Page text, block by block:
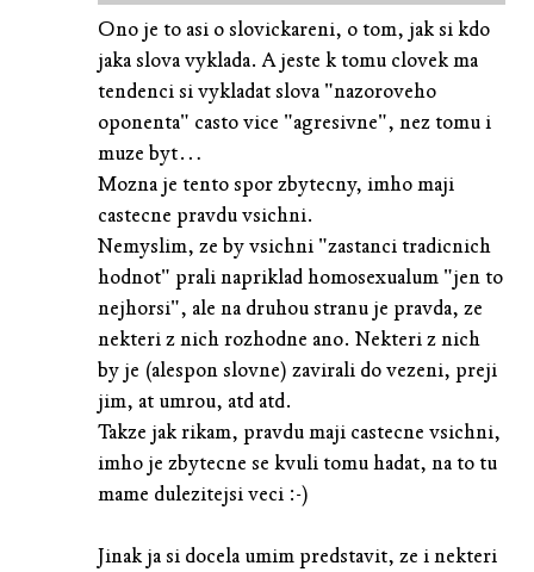
Ono je to asi o slovickareni, o tom, jak si kdo
jaka slova vyklada. A jeste k tomu clovek ma
tendenci si vykladat slova "nazoroveho
oponenta" casto vice "agresivne", nez tomu i
muze byt…
Mozna je tento spor zbytecny, imho maji
castecne pravdu vsichni.
Nemyslim, ze by vsichni "zastanci tradicnich
hodnot" prali napriklad homosexualum "jen to
nejhorsi", ale na druhou stranu je pravda, ze
nekteri z nich rozhodne ano. Nekteri z nich
by je (alespon slovne) zavirali do vezeni, preji
jim, at umrou, atd atd.
Takze jak rikam, pravdu maji castecne vsichni,
imho je zbytecne se kvuli tomu hadat, na to tu
mame dulezitejsi veci :-)
Jinak ja si docela umim predstavit, ze i nekteri